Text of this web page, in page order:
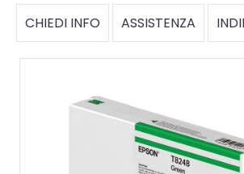
CHIEDI INFO ASSISTENZA